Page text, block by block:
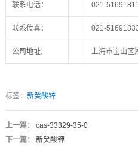
联系电话： 021-51691811
联系传真： 021-
公司地址: 上海市宝山区
标签： 新癸酸锌
上一篇： cas-33329-35-0
下一篇： 新癸酸钾